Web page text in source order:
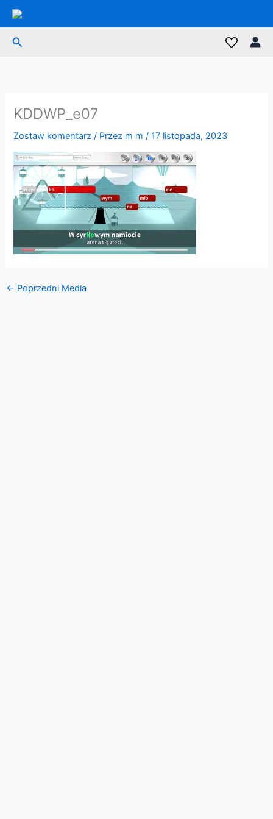
Przejdź
treściSzukaj
KDDWP_e07
Zostaw komentarz / Przez m m/17 listopada, 2023
← Poprzedni Media